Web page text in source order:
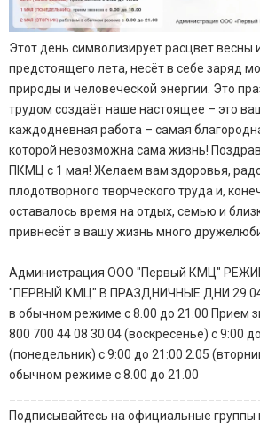
Этот день символизирует расцвет весны
предстоящего лета, несёт в себе заряд
природы и человеческой энергии. Это
трудом создаёт наше настоящее – это
каждодневная работа – самая
которой невозможна сама жизнь!
ПКМЦ с 1 мая! Желаем вам здоровья,
плодотворного творческого труда и,
оставалось время на отдых, семью и
привнесёт в вашу жизнь много
Администрация ООО "Первый КМЦ"
"ПЕРВЫЙ КМЦ" В ПРАЗДНИЧНЫЕ ДНИ 29.04
в обычном режиме с 8.00 до 21.00 Прием
800 700 44 08 30.04 (воскресенье) с 9:00
(понедельник) с 9:00 до 21:00 2.05
обычном режиме с 8.00 до 21.00
Подписывайтесь на официальные группы